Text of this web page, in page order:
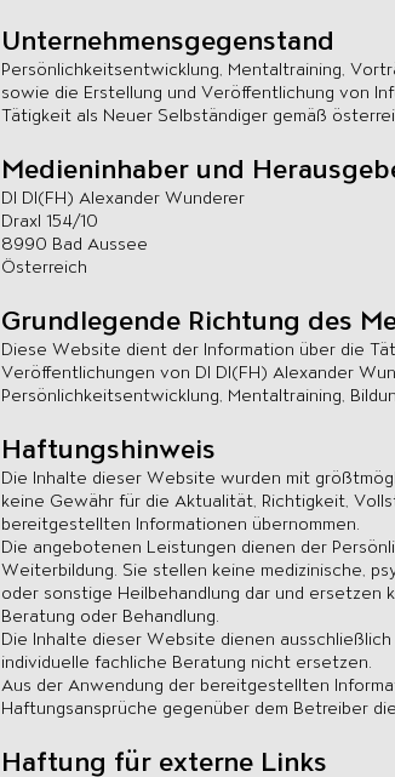
Unternehmensgegenstand
Persönlichkeitsentwicklung, Mentaltraining,
sowie die Erstellung und Veröffentlichung von
Tätigkeit als Neuer Selbständiger gemäß
Medieninhaber und
DI DI(FH) Alexander Wunderer
Draxl 154/10
8990 Bad Aussee
Österreich
Grundlegende Richtung des
Diese Website dient der Information über die
Veröffentlichungen von DI DI(FH) Alexander
Persönlichkeitsentwicklung, Mentaltraining,
Haftungshinweis
Die Inhalte dieser Website wurden mit
keine Gewähr für die Aktualität, Richtigkeit,
bereitgestellten Informationen übernommen.
Die angebotenen Leistungen dienen der
Weiterbildung. Sie stellen keine medizinische,
oder sonstige Heilbehandlung dar und ersetzen
Beratung oder Behandlung.
Die Inhalte dieser Website dienen
individuelle fachliche Beratung nicht ersetzen.
Aus der Anwendung der bereitgestellten
Haftungsansprüche gegenüber dem Betreiber
Haftung für externe Links